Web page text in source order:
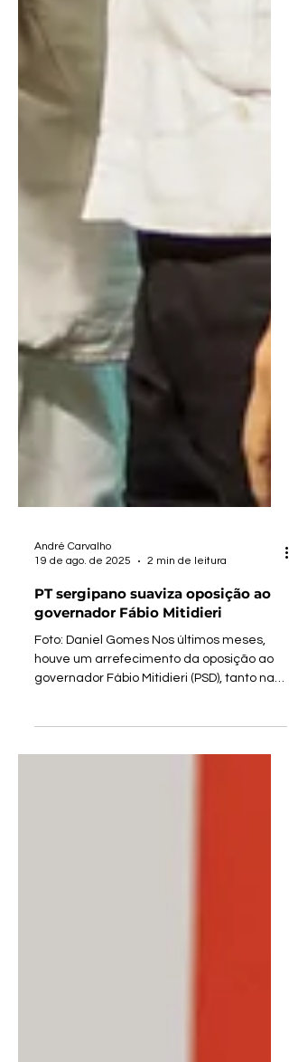
19 de ago. de 2025
2 min de leitura
PT sergipano suaviza oposição ao
governador Fábio Mitidieri
Foto: Daniel Gomes Nos últimos meses,
esquerda, quanto...